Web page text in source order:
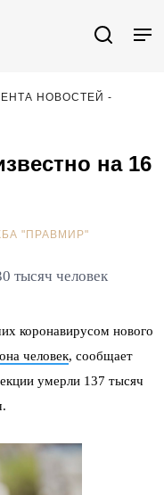
НОВОСТЕЙ -
на 16
"ПРАВМИР"
тысяч человек
коронавирусом нового
человек, сообщает
умерли 137 тысяч